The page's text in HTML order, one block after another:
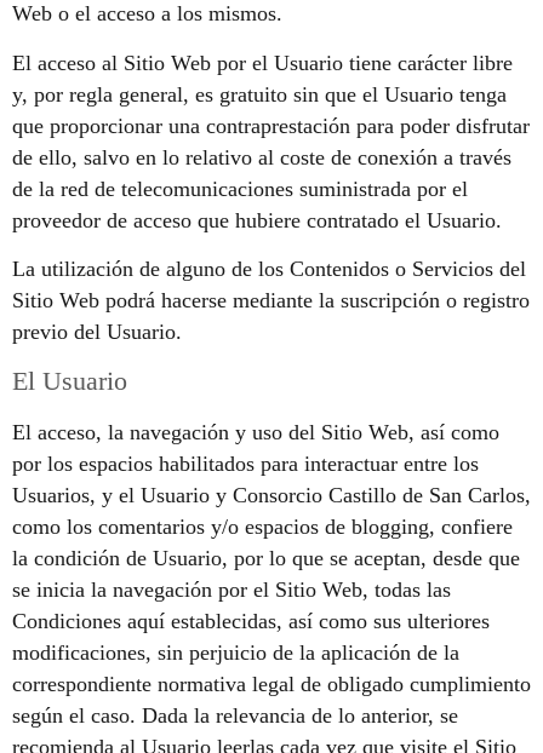
Web o el acceso a los mismos.
El acceso al Sitio Web por el Usuario tiene carácter libre
y, por regla general, es gratuito sin que el Usuario tenga
que proporcionar una contraprestación para poder disfrutar
de ello, salvo en lo relativo al coste de conexión a través
de la red de telecomunicaciones suministrada por el
proveedor de acceso que hubiere contratado el Usuario.
La utilización de alguno de los Contenidos o Servicios del
Sitio Web podrá hacerse mediante la suscripción o registro
previo del Usuario.
El Usuario
El acceso, la navegación y uso del Sitio Web, así como
por los espacios habilitados para interactuar entre los
Usuarios, y el Usuario y Consorcio Castillo de San Carlos,
como los comentarios y/o espacios de blogging, confiere
la condición de Usuario, por lo que se aceptan, desde que
se inicia la navegación por el Sitio Web, todas las
Condiciones aquí establecidas, así como sus ulteriores
modificaciones, sin perjuicio de la aplicación de la
correspondiente normativa legal de obligado cumplimiento
según el caso. Dada la relevancia de lo anterior, se
recomienda al Usuario leerlas cada vez que visite el Sitio